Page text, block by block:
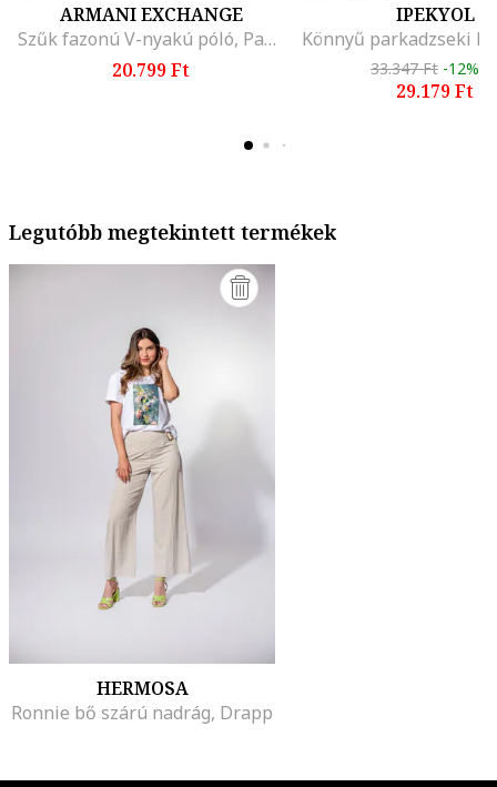
ARMANI EXCHANGE
Szűk fazonú V-nyakú póló, Pasztellzöld
20.799 Ft
IPEKYOL
33.347 Ft -12%
29.179 Ft
Legutóbb megtekintett termékek
HERMOSA
Ronnie bő szárú nadrág, Drapp